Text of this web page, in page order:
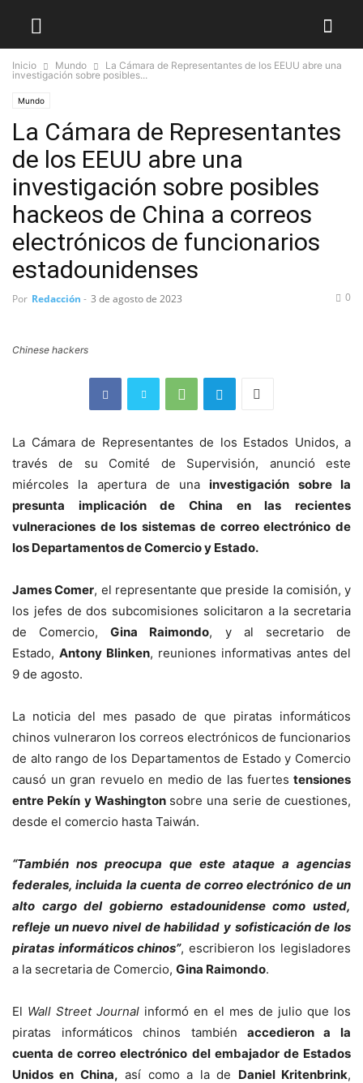
Inicio Mundo
La Cámara de Representantes de los EEUU abre una
investigación sobre posibles...
Mundo
La Cámara de Representantes
de los EEUU abre una
investigación sobre posibles
hackeos de China a correos
electrónicos de funcionarios
estadounidenses
Por Redacción - 3 de agosto de 2023 0
Chinese hackers
La Cámara de Representantes de los Estados Unidos, a
través de su Comité de Supervisión, anunció este
miércoles la apertura de unainvestigación sobre la
presunta implicación de China en las recientes
vulneraciones de los sistemas de correo electrónico de
los Departamentos de Comercio y Estado.
James Comer, el representante que preside la comisión, y
los jefes de dos subcomisiones solicitaron a la secretaria
de Comercio,Gina Raimondo, y al secretario de
Estado, Antony Blinken, reuniones informativas antes del
9 de agosto.
La noticia del mes pasado de que piratas informáticos
chinos vulneraron los correos electrónicos de funcionarios
de alto rango de los Departamentos de Estado y Comercio
causó un gran revuelo en medio de las fuertes tensiones
entre Pekín y Washington sobre una serie de cuestiones,
desde el comercio hasta Taiwán.
“También nos preocupa que este ataque a agencias
federales, incluida la cuenta de correo electrónico de un
alto cargo del gobierno estadounidense como usted,
refleje un nuevo nivel de habilidad y sofisticación de los
piratas informáticos chinos”, escribieron los legisladores
a la secretaria de Comercio, Gina Raimondo.
El Wall Street Journal informó en el mes de julio que los
piratas informáticos chinos también accedieron a la
cuenta de correo electrónico del embajador de Estados
Unidos en China, así como a la de Daniel Kritenbrink,